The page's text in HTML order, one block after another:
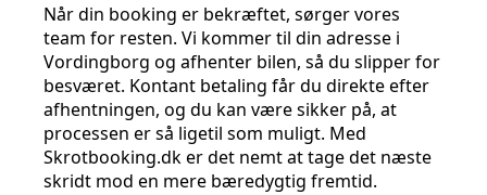
Når din booking er bekræftet, sørger vores
team for resten. Vi kommer til din adresse i
Vordingborg og afhenter bilen, så du slipper for
besværet. Kontant betaling får du direkte efter
afhentningen, og du kan være sikker på, at
processen er så ligetil som muligt. Med
Skrotbooking.dk er det nemt at tage det næste
skridt mod en mere bæredygtig fremtid.